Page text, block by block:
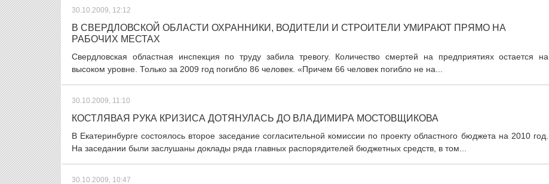
30.10.2009, 12:12
В СВЕРДЛОВСКОЙ ОБЛАСТИ ОХРАННИКИ, ВОДИТЕЛИ И СТРОИТЕЛИ УМИРАЮТ ПРЯМО НА
РАБОЧИХ МЕСТАХ
Свердловская областная инспекция по труду забила тревогу. Количество смертей на предприятиях остается на
высоком уровне. Только за 2009 год погибло 86 человек. «Причем 66 человек погибло не на...
30.10.2009, 11:10
КОСТЛЯВАЯ РУКА КРИЗИСА ДОТЯНУЛАСЬ ДО ВЛАДИМИРА МОСТОВЩИКОВА
В Екатеринбурге состоялось второе заседание согласительной комиссии по проекту областного бюджета на 2010 год.
На заседании были заслушаны доклады ряда главных распорядителей бюджетных средств, в том...
30.10.2009, 10:47